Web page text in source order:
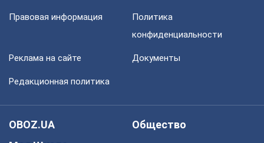
Правовая информация
Политика
конфиденциальности
Реклама на сайте Документы
Редакционная политика
OBOZ.UA
Общество